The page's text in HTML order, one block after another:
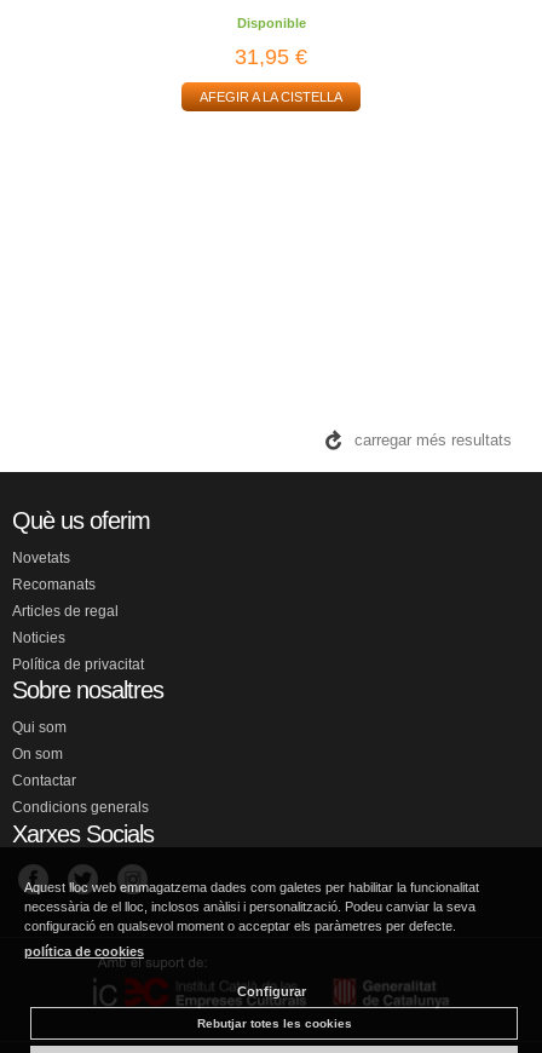
Disponible
31,95 €
AFEGIR A LA CISTELLA
carregar més resultats
Què us oferim
Novetats
Recomanats
Articles de regal
Noticies
Política de privacitat
Sobre nosaltres
Qui som
On som
Contactar
Condicions generals
Xarxes Socials
Aquest lloc web emmagatzema dades com galetes per habilitar la funcionalitat
necessària de el lloc, inclosos anàlisi i personalització. Podeu canviar la seva
configuració en qualsevol moment o acceptar els paràmetres per defecte.
política de cookies
Configurar
Rebutjar totes les cookies